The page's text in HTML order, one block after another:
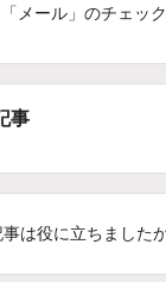
「メール」のチェッ
事
事は役に立ちました